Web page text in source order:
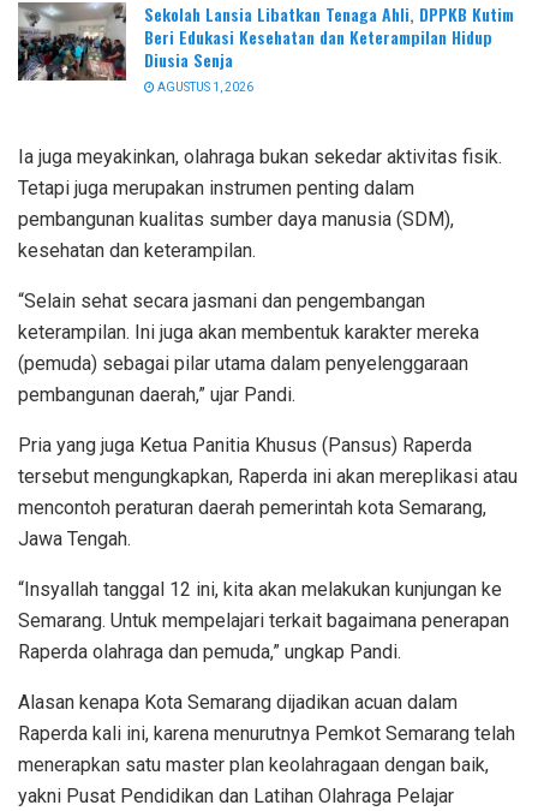
Sekolah Lansia Libatkan Tenaga Ahli, DPPKB Kutim
Beri Edukasi Kesehatan dan Keterampilan Hidup
Diusia Senja
AGUSTUS 1, 2026
Ia juga meyakinkan, olahraga bukan sekedar aktivitas fisik.
Tetapi juga merupakan instrumen penting dalam
pembangunan kualitas sumber daya manusia (SDM),
kesehatan dan keterampilan.
“Selain sehat secara jasmani dan pengembangan
keterampilan. Ini juga akan membentuk karakter mereka
(pemuda) sebagai pilar utama dalam penyelenggaraan
pembangunan daerah,” ujar Pandi.
Pria yang juga Ketua Panitia Khusus (Pansus) Raperda
tersebut mengungkapkan, Raperda ini akan mereplikasi atau
mencontoh peraturan daerah pemerintah kota Semarang,
Jawa Tengah.
“Insyallah tanggal 12 ini, kita akan melakukan kunjungan ke
Semarang. Untuk mempelajari terkait bagaimana penerapan
Raperda olahraga dan pemuda,” ungkap Pandi.
Alasan kenapa Kota Semarang dijadikan acuan dalam
Raperda kali ini, karena menurutnya Pemkot Semarang telah
menerapkan satu master plan keolahragaan dengan baik,
yakni Pusat Pendidikan dan Latihan Olahraga Pelajar